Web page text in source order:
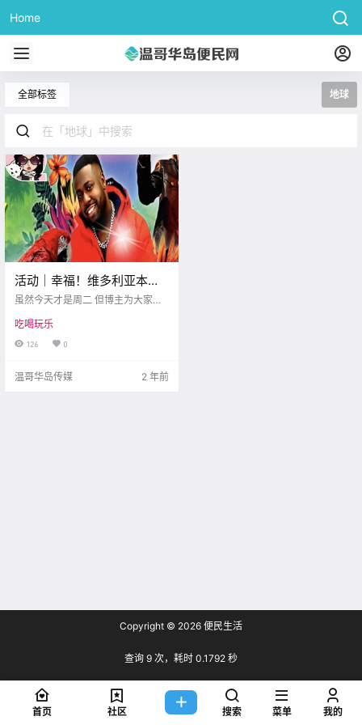
Home
全部标签 地球
活动｜幸福！维多利亚本周
各类活动集合！连接地球、
虽然今天才是周二 但博主为大家整
动 大家赶紧记好时间 准备周末出门
逛逛吧！ 1. Caribbean Explosion P
吃喝玩乐
126 0
温哥华岛传媒 2 年前
Copyright © 2026 便民生活
查询 9 次，耗时 0.1792 秒
首页 社区 搜索 菜单 我的